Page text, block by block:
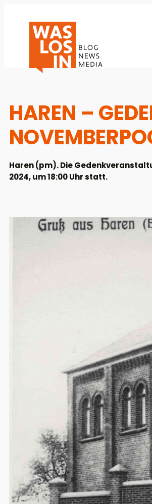
HAREN –
Haren (pm). Die
2024, um 18:00 Uhr statt.